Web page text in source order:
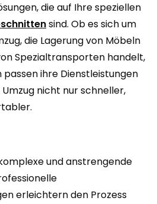
die auf Ihre speziellen
sind. Ob es sich um
die Lagerung von Möbeln
Spezialtransporten handelt,
ihre Dienstleistungen
nicht nur schneller,
und anstrengende
erleichtern den Prozess